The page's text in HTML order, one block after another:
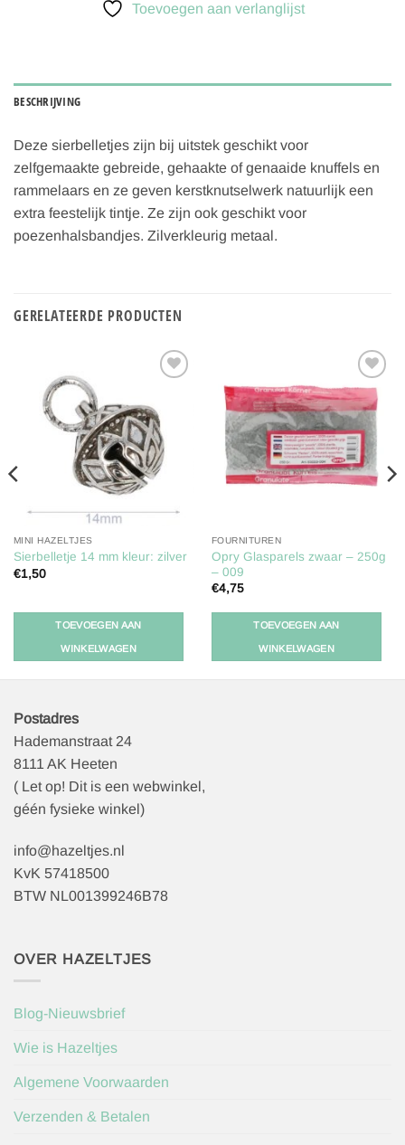
Toevoegen aan verlanglijst
BESCHRIJVING
Deze sierbelletjes zijn bij uitstek geschikt voor
zelfgemaakte gebreide, gehaakte of genaaide knuffels en
rammelaars en ze geven kerstknutselwerk natuurlijk een
extra feestelijk tintje. Ze zijn ook geschikt voor
poezenhalsbandjes. Zilverkleurig metaal.
GERELATEERDE PRODUCTEN
verlanglijst
MINI HAZELTJES
Sierbelletje 14 mm kleur: zilver
€1,50
TOEVOEGEN AAN
WINKELWAGEN
Toevoegen
aan
verlanglijst
FOURNITUREN
Opry Glasparels zwaar – 250g
– 009
€4,75
TOEVOEGEN AAN
WINKELWAGEN
Postadres
Hademanstraat 24
8111 AK Heeten
( Let op! Dit is een webwinkel,
géén fysieke winkel)
info@hazeltjes.nl
KvK 57418500
BTW NL001399246B78
OVER HAZELTJES
Blog-Nieuwsbrief
Wie is Hazeltjes
Algemene Voorwaarden
Verzenden & Betalen